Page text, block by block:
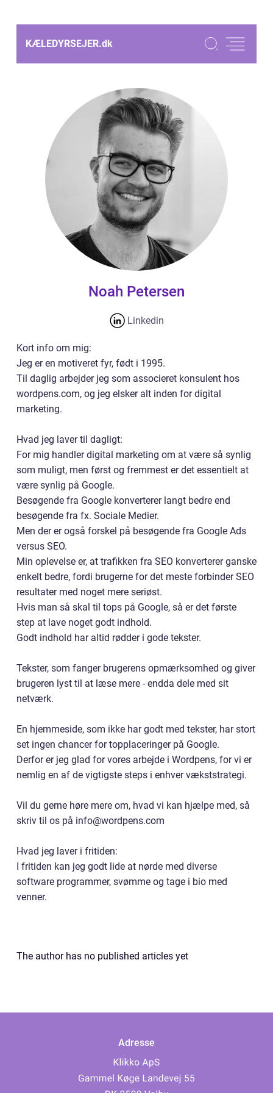
KÆLEDYRSEJER.dk
Noah Petersen
Linkedin
Kort info om mig:
Jeg er en motiveret fyr, født i 1995.
Til daglig arbejder jeg som associeret konsulent hos
wordpens.com, og jeg elsker alt inden for digital
marketing.
Hvad jeg laver til dagligt:
For mig handler digital marketing om at være så synlig
som muligt, men først og fremmest er det essentielt at
være synlig på Google.
Besøgende fra Google konverterer langt bedre end
besøgende fra fx. Sociale Medier.
Men der er også forskel på besøgende fra Google Ads
versus SEO.
Min oplevelse er, at trafikken fra SEO konverterer ganske
enkelt bedre, fordi brugerne for det meste forbinder SEO
resultater med noget mere seriøst.
Hvis man så skal til tops på Google, så er det første
step at lave noget godt indhold.
Godt indhold har altid rødder i gode tekster.
Tekster, som fanger brugerens opmærksomhed og giver
brugeren lyst til at læse mere - endda dele med sit
netværk.
En hjemmeside, som ikke har godt med tekster, har stort
set ingen chancer for topplaceringer på Google.
Derfor er jeg glad for vores arbejde i Wordpens, for vi er
nemlig en af de vigtigste steps i enhver vækststrategi.
Vil du gerne høre mere om, hvad vi kan hjælpe med, så
skriv til os på info@wordpens.com
Hvad jeg laver i fritiden:
I fritiden kan jeg godt lide at nørde med diverse
software programmer, svømme og tage i bio med
venner.
The author has no published articles yet
Adresse